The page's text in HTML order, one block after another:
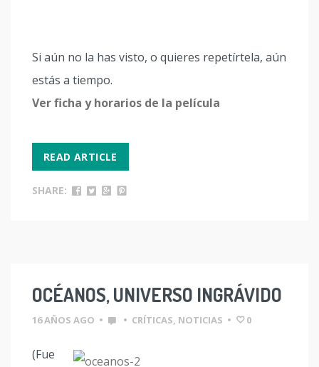
Si aún no la has visto, o quieres repetírtela, aún
estás a tiempo.
Ver ficha y horarios de la película
READ ARTICLE
SHARE:
OCÉANOS, UNIVERSO INGRÁVIDO
16 AÑOS AGO • • CRÍTICAS, NOTICIAS • 0
(Fue